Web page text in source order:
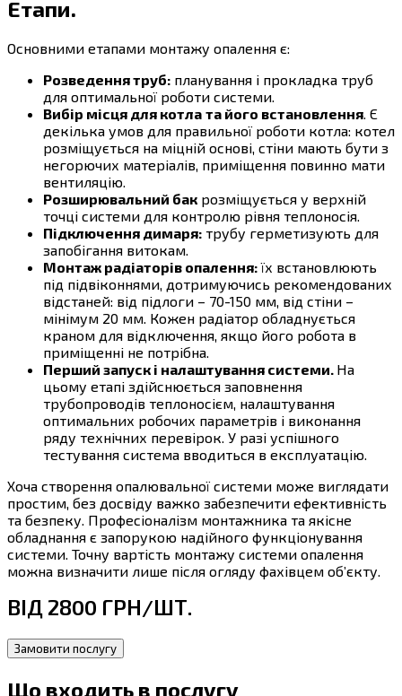
Етапи.
Основними етапами монтажу опалення є:
Розведення труб: планування і прокладка труб
для оптимальної роботи системи.
Вибір місця для котла та його встановлення . Є
декілька умов для правильної роботи котла: котел
розміщується на міцній основі, стіни мають бути з
негорючих матеріалів, приміщення повинно мати
вентиляцію.
Розширювальний бак розміщується у верхній
точці системи для контролю рівня теплоносія.
Підключення димаря: трубу герметизують для
запобігання витокам.
Монтаж радіаторів опалення:їх встановлюють
під підвіконнями, дотримуючись рекомендованих
відстаней: від підлоги – 70-150 мм, від стіни –
мінімум 20 мм. Кожен радіатор обладнується
краном для відключення, якщо його робота в
приміщенні не потрібна.
Перший запуск і налаштування системи. На
цьому етапі здійснюється заповнення
трубопроводів теплоносієм, налаштування
оптимальних робочих параметрів і виконання
ряду технічних перевірок. У разі успішного
тестування система вводиться в експлуатацію.
Хоча створення опалювальної системи може виглядати
простим, без досвіду важко забезпечити ефективність
та безпеку. Професіоналізм монтажника та якісне
обладнання є запорукою надійного функціонування
системи. Точну вартість монтажу системи опалення
можна визначити лише після огляду фахівцем об’єкту.
ВІД 2800 ГРН/ШТ.
Замовити послугу
Що входить в послугу